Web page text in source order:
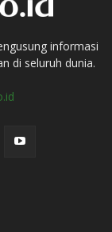
informasi
di seluruh dunia.